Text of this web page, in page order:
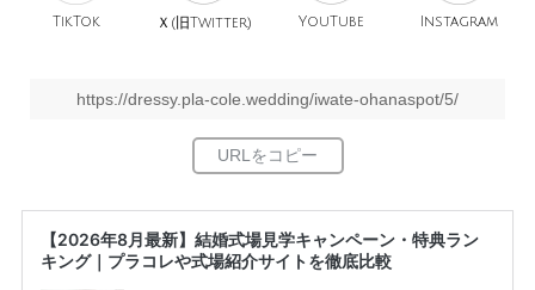
TikTok Ｘ(旧Twitter) YouTube Instagram
https://dressy.pla-cole.wedding/iwate-ohanaspot/5/
【2026年8月最新】結婚式場見学キャンペーン・特典ラン
キング｜プラコレや式場紹介サイトを徹底比較